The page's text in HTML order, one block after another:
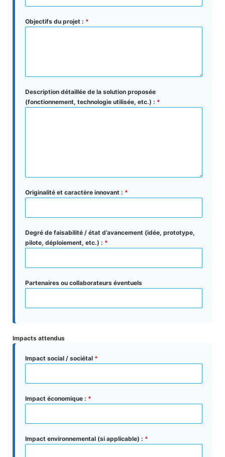
Objectifs du projet : *
Description détaillée de la solution proposée
(fonctionnement, technologie utilisée, etc.) : *
Originalité et caractère innovant : *
Degré de faisabilité / état d’avancement (idée, prototype,
pilote, déploiement, etc.) : *
Partenaires ou collaborateurs éventuels
Impacts attendus
Impact social / sociétal *
Impact économique : *
Impact environnemental (si applicable) : *